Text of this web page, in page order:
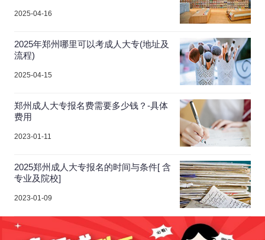
2025-04-16
2025年郑州哪里可以考成人大专(地址及
流程)
2025-04-15
郑州成人大专报名费需要多少钱？-具体
费用
2023-01-11
2025郑州成人大专报名的时间与条件[ 含
专业及院校]
2023-01-09